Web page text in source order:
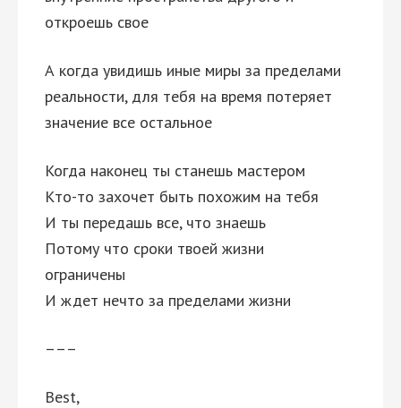
откроешь свое
А когда увидишь иные миры за пределами
реальности, для тебя на время потеряет
значение все остальное
Когда наконец ты станешь мастером
Кто-то захочет быть похожим на тебя
И ты передашь все, что знаешь
Потому что сроки твоей жизни
ограничены
И ждет нечто за пределами жизни
–––
Best,